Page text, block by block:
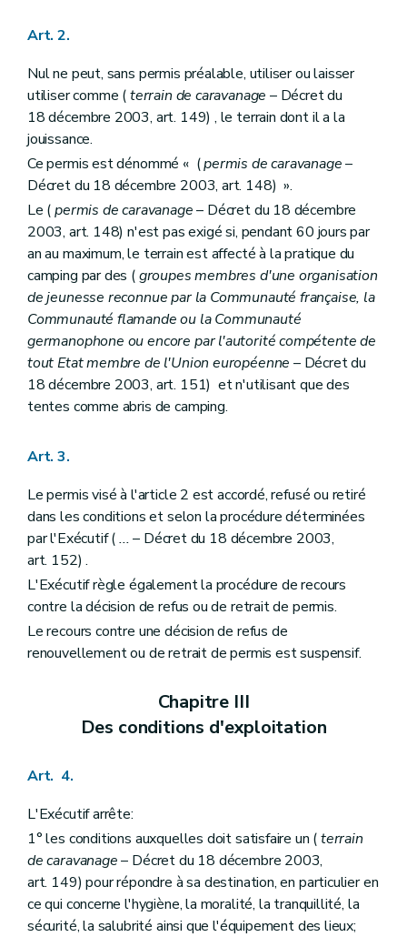
Art. 2.
Nul ne peut, sans permis préalable, utiliser ou laisser
utiliser comme (terrain de caravanage – Décret du
18 décembre 2003, art. 149) , le terrain dont il a la
jouissance.
Ce permis est dénommé « (permis de caravanage–
Décret du 18 décembre 2003, art. 148) ».
Le (permis de caravanage– Décret du 18 décembre
2003, art. 148) n'est pas exigé si, pendant 60 jours par
an au maximum, le terrain est affecté à la pratique du
camping par des (groupes membres d'une organisation
de jeunesse reconnue par la Communauté française, la
Communauté flamande ou la Communauté
germanophone ou encore par l'autorité compétente de
tout Etat membre de l'Union européenne – Décret du
18 décembre 2003, art. 151) et n'utilisant que des
tentes comme abris de camping.
Art. 3.
Le permis visé à l'article 2 est accordé, refusé ou retiré
dans les conditions et selon la procédure déterminées
par l'Exécutif (...– Décret du 18 décembre 2003,
art. 152) .
L'Exécutif règle également la procédure de recours
contre la décision de refus ou de retrait de permis.
Le recours contre une décision de refus de
renouvellement ou de retrait de permis est suspensif.
Chapitre III
Des conditions d'exploitation
Art. 4.
L'Exécutif arrête:
1° les conditions auxquelles doit satisfaire un (terrain
de caravanage– Décret du 18 décembre 2003,
art. 149) pour répondre à sa destination, en particulier en
ce qui concerne l'hygiène, la moralité, la tranquillité, la
sécurité, la salubrité ainsi que l'équipement des lieux;